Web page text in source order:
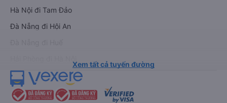
Hà Nội đi Tam Đảo
Đà Nẵng đi Hội An
Xem tất cả tuyến đường